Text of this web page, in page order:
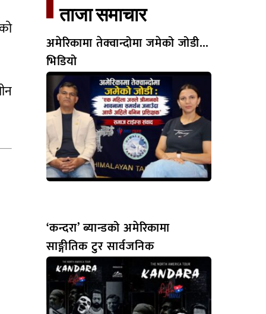
ताजा समाचार​
अमेरिकामा तेक्वान्दोमा जमेको जोडी…
भिडियो
‘कन्दरा’ ब्यान्डको अमेरिकामा
साङ्गीतिक टुर सार्वजनिक